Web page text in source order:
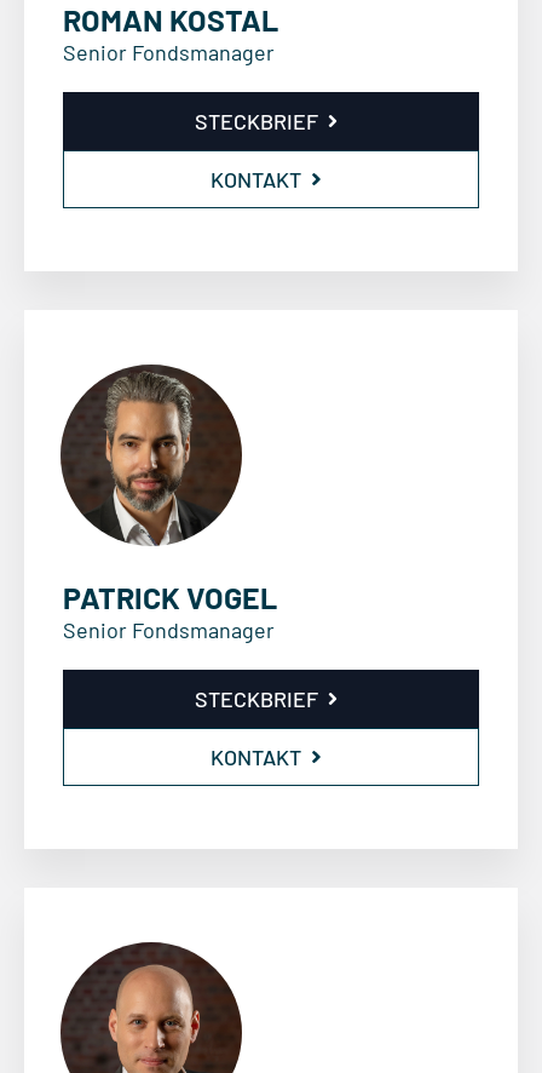
ROMAN KOSTAL
Senior Fondsmanager
STECKBRIEF
KONTAKT
PATRICK VOGEL
Senior Fondsmanager
STECKBRIEF
KONTAKT